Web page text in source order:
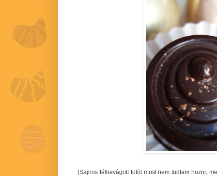
(Sajnos félbevágott fotót most nem tudtam hozni,